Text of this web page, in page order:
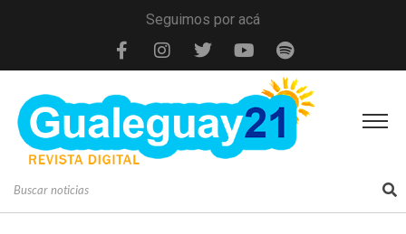
Seguimos por acá